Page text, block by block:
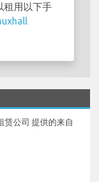
租用以下手
赁公司 提供的来自